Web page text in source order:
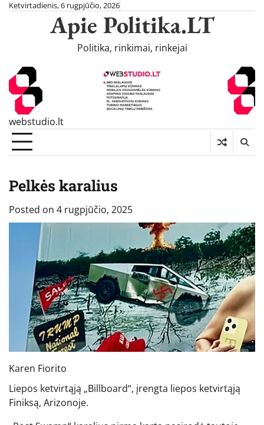
SkipKetvirtadienis, 6 rugpjūčio, 2026
Apie Politika.LT
Politika, rinkimai, rinkejai
webstudio.lt
Pelkės karalius
Posted on 4 rugpjūčio, 2025
Karen Fiorito
Liepos ketvirtąją „Billboard“, įrengta liepos ketvirtąją
Finiksą, Arizonoje.